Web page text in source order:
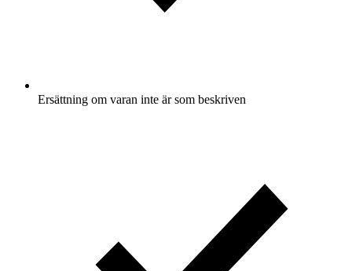
Ersättning om varan inte är som beskriven